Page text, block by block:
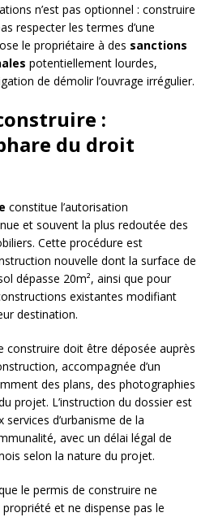
n’est pas optionnel : construire
respecter les termes d’une
le propriétaire à des sanctions
potentiellement lourdes,
de démolir l’ouvrage irrégulier.
:
du droit
constitue l’autorisation
et souvent la plus redoutée des
Cette procédure est
nouvelle dont la surface de
dépasse 20m², ainsi que pour
existantes modifiant
destination.
construire doit être déposée auprès
accompagnée d’un
des plans, des photographies
projet. L’instruction du dossier est
d’urbanisme de la
avec un délai légal de
selon la nature du projet.
le permis de construire ne
et ne dispense pas le